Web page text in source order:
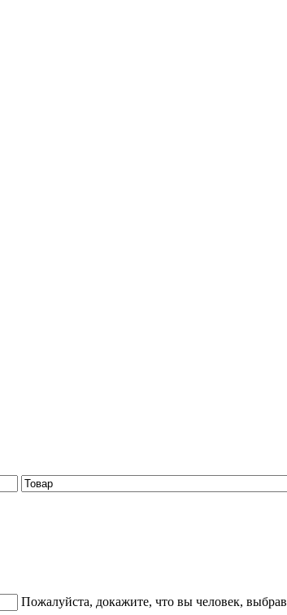
Пожалуйста, докажите, что вы человек, выбрав